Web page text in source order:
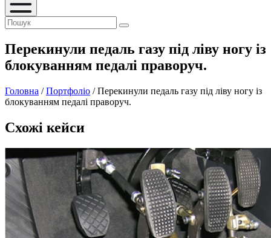
Перекинули педаль газу під ліву ногу із
блокуванням педалі праворуч.
Головна /Портфоліо /Перекинули педаль газу під ліву ногу із
блокуванням педалі праворуч.
Схожі кейси